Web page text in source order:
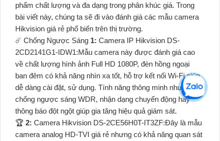
phẩm chất lượng và đa dạng trong phân khúc giá. Trong
bài viết này, chúng ta sẽ đi vào đánh giá các mẫu camera
Hikvision giá rẻ phổ biến trên thị trường.
☄️ Chống Ngược Sáng 1: Camera IP Hikvision DS-
2CD2141G1-IDW1:Mẫu camera này được đánh giá cao
về chất lượng hình ảnh Full HD 1080P, đèn hồng ngoại
ban đêm có khả năng nhìn xa tốt, hỗ trợ kết nối Wi-Fi giúp
dễ dàng cài đặt, sử dụng. Tính năng thông minh như
chống ngược sáng WDR, nhận dạng chuyển động hay
thông báo đột ngột giúp gia tăng hiệu quả giám sát.
️🏆 2: Camera Hikvision DS-2CE56H0T-IT3ZF:Đây là mẫu
camera analog HD-TVI giá rẻ nhưng có khả năng quan sát